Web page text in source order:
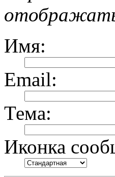
Имя:
Email:
Тема:
Иконка